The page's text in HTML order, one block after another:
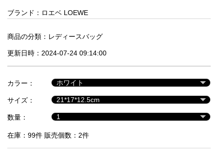
気
商
セ
ル
品
ブランド： ロエベ LOEWE
商品の分類： レディースバッグ
更新日時：2024-07-24 09:14:00
カラー：
サイズ：
数量：
在庫：99件 販売個数：2件